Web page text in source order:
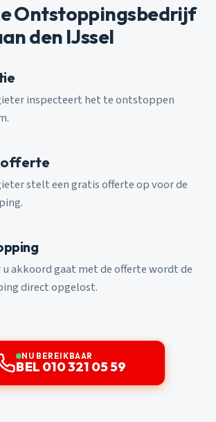
Ontstoppingsbedrijf
den IJssel
inspecteert het te ontstoppen
offerte
stelt een gratis offerte op voor de
u akkoord gaat met de offerte wordt de
direct opgelost.
NU BEREIKBAAR
BEL 010 321 05 59